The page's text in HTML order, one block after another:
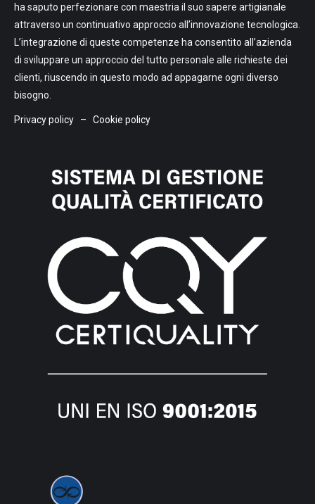
ha saputo perfezionare con maestria il suo sapere artigianale
attraverso un continuativo approccio all’innovazione tecnologica.
L’integrazione di queste competenze ha consentito all’azienda
di sviluppare un approccio del tutto personale alle richieste dei
clienti, riuscendo in questo modo ad appagarne ogni diverso
bisogno.
Privacy policy – Cookie policy